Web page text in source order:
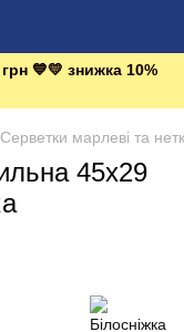
💙💛 знижка 10%
марлеві та
45х29